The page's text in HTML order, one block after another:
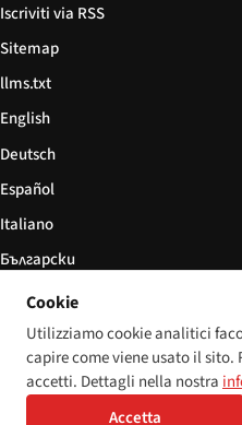
Iscriviti via RSS
Sitemap
llms.txt
English
Deutsch
Español
Italiano
Български
简体中文
© 2026 Disability World. Tutti i diritti
DeutschEspañol
Cookie
Utilizziamo cookie analitici
capire come viene usato il
accetti. Dettagli nella nostra
Accetta